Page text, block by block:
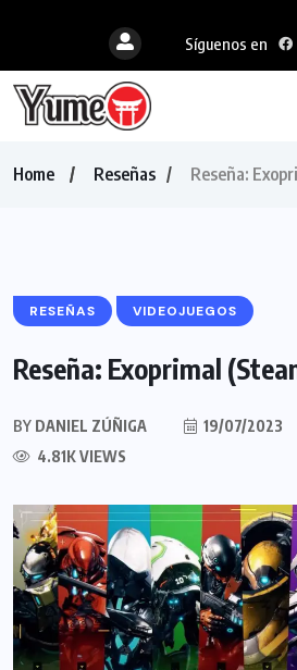
Síguenos en
Home Reseñas Reseña:
RESEÑAS VIDEOJUEGOS
Reseña: Exoprimal
BY DANIEL ZÚÑIGA 19/07/2023
4.81K VIEWS